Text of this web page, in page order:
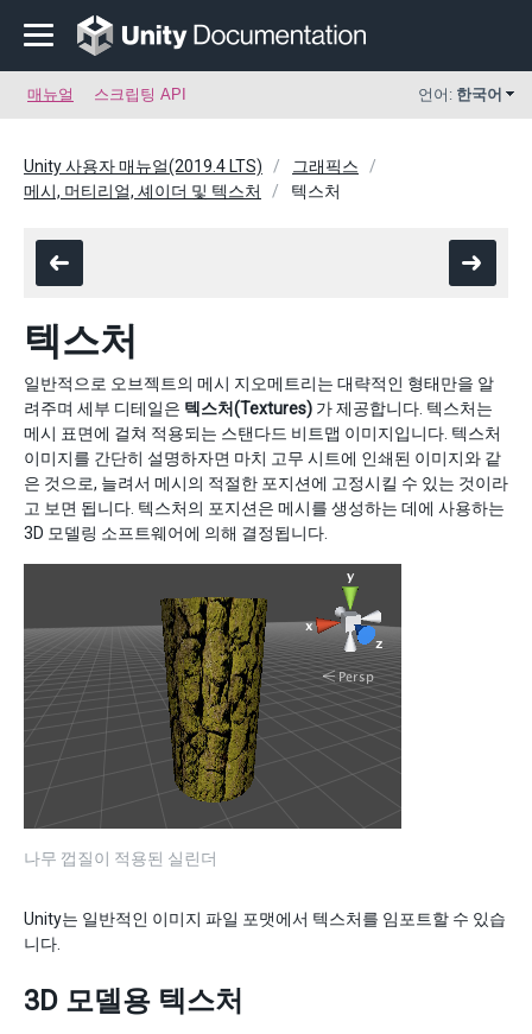
매뉴얼 스크립팅 API 언어: 한국어
Unity 사용자 매뉴얼(2019.4 LTS)
그래픽스
메시, 머티리얼, 셰이더 및 텍스처
텍스처
텍스처
일반적으로 오브젝트의 메시 지오메트리는 대략적인 형태만을 알
려주며 세부 디테일은 텍스처(Textures) 가 제공합니다. 텍스처는
메시 표면에 걸쳐 적용되는 스탠다드 비트맵 이미지입니다. 텍스처
이미지를 간단히 설명하자면 마치 고무 시트에 인쇄된 이미지와 같
은 것으로, 늘려서 메시의 적절한 포지션에 고정시킬 수 있는 것이라
고 보면 됩니다. 텍스처의 포지션은 메시를 생성하는 데에 사용하는
3D 모델링 소프트웨어에 의해 결정됩니다.
나무 껍질이 적용된 실린더
Unity는 일반적인 이미지 파일 포맷에서 텍스처를 임포트할 수 있습
니다.
3D 모델용 텍스처